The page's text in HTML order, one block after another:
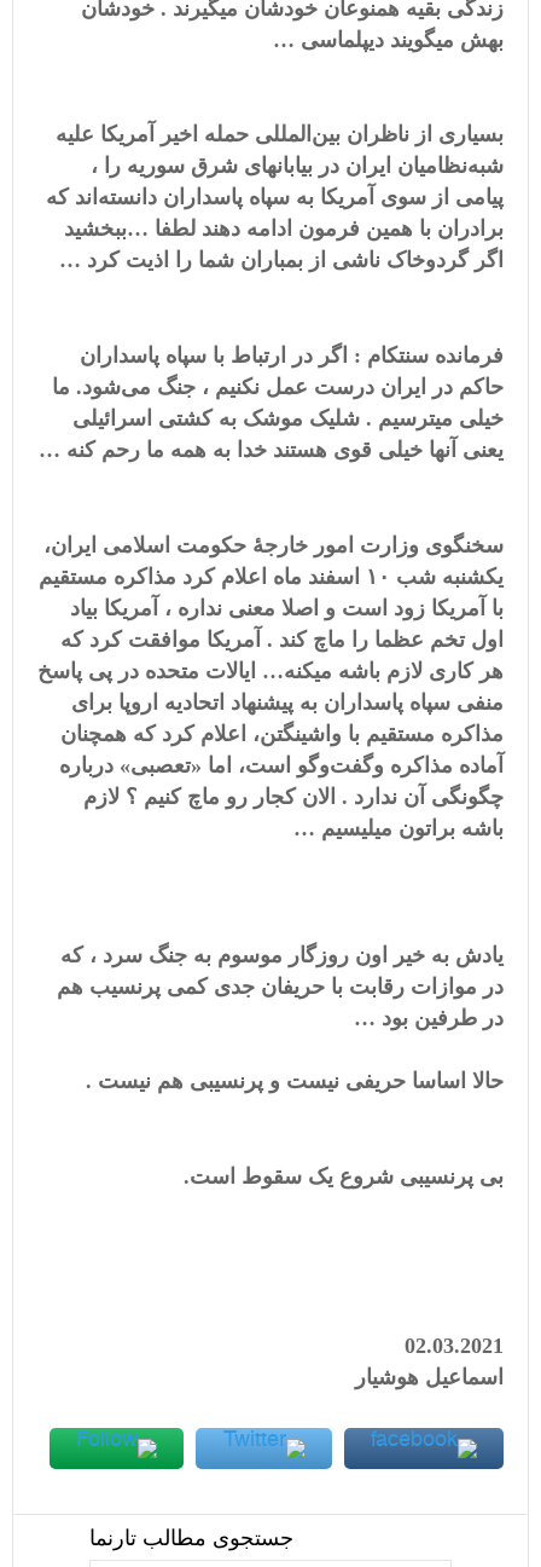
زندگی بقیه همنوعان خودشان میگیرند . خودشان
بهش میگویند دیپلماسی …
بسیاری از ناظران بین‌المللی حمله اخیر آمریکا علیه
شبه‌نظامیان ایران در بیابانهای شرق سوریه را ،
پیامی از سوی آمریکا به سپاه پاسداران دانسته‌اند که
برادران با همین فرمون ادامه دهند لطفا …ببخشید
اگر گردوخاک ناشی از بمباران شما را اذیت کرد …
فرمانده سنتکام : اگر در ارتباط با سپاه پاسداران
حاکم در ایران درست عمل نکنیم ، جنگ می‌شود. ما
خیلی میترسیم . شلیک موشک به کشتی اسرائیلی
یعنی آنها خیلی قوی هستند خدا به همه ما رحم کنه …
سخنگوی وزارت امور خارجۀ حکومت اسلامی ایران،
یکشنبه شب ١٠ اسفند ماه اعلام کرد مذاکره مستقیم
با آمریکا زود است و اصلا معنی نداره ، آمریکا بیاد
اول تخم عظما را ماچ کند . آمریکا موافقت کرد که
هر کاری لازم باشه میکنه… ایالات متحده در پی پاسخ
منفی سپاه پاسداران به پیشنهاد اتحادیه اروپا برای
مذاکره مستقیم با واشینگتن، اعلام کرد که همچنان
آماده مذاکره وگفت‌وگو است، اما «تعصبی» درباره
چگونگی آن ندارد . الان کجار رو ماچ کنیم ؟ لازم
باشه براتون میلیسیم …
یادش به خیر اون روزگار موسوم به جنگ سرد ، که
در موازات رقابت با حریفان جدی کمی پرنسیب هم
در طرفین بود …
حالا اساسا حریفی نیست و پرنسیبی هم نیست .
بی پرنسیبی شروع یک سقوط است.
02.03.2021
اسماعیل هوشیار
جستجوی مطالب تارنما